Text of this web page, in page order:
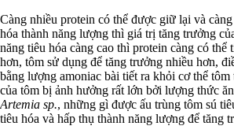
Càng nhiều protein có thể được giữ lại và
hóa thành năng lượng thì giá trị tăng trưởng
năng tiêu hóa càng cao thì protein càng có thể
hơn, tôm sử dụng để tăng trưởng nhiều hơn,
bằng lượng amoniac bài tiết ra khỏi cơ thể
của tôm bị ảnh hưởng rất lớn bởi lượng thức
Artemia sp., những gì được ấu trùng tôm sú
tiêu hóa và hấp thụ thành năng lượng để tăng